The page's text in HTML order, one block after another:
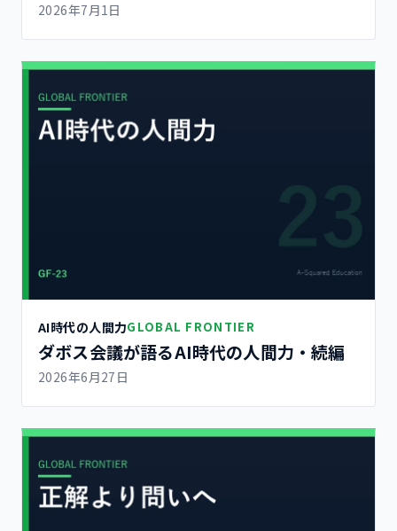
2026年7月1日
AI時代の人間力GLOBAL FRONTIER
ダボス会議が語るAI時代の人間力・続編
2026年6月27日